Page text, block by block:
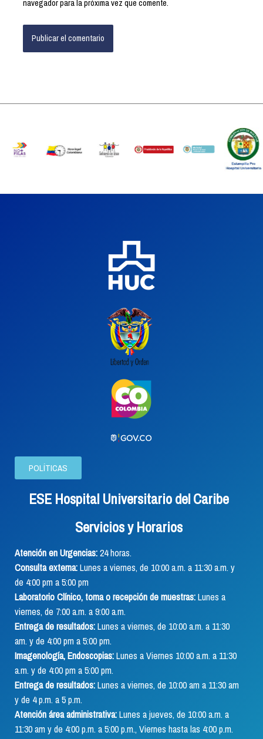
navegador para la próxima vez que comente.
POLÍTICAS
ESE Hospital Universitario del Caribe
Servicios y Horarios
Atención en Urgencias:24 horas.
Consulta externa:Lunes a viernes, de 10:00 a.m. a 11:30 a.m. y
de 4:00 pm a 5:00 pm
Laboratorio Clínico, toma o recepción de muestras:Lunes a
viernes, de 7:00 a.m. a 9:00 a.m.
Entrega de resultados:Lunes a viernes, de 10:00 a.m. a 11:30
am. y de 4:00 pm a 5:00 pm.
Imagenología, Endoscopias:Lunes a Viernes 10:00 a.m. a 11:30
a.m. y de 4:00 pm a 5:00 pm.
Entrega de resultados:Lunes a viernes, de 10:00 am a 11:30 am
y de 4 p.m. a 5 p.m.
Atención área administrativa:Lunes a jueves, de 10:00 a.m. a
11:30 am y de 4:00 p.m. a 5:00 p.m., Viernes hasta las 4:00 p.m.